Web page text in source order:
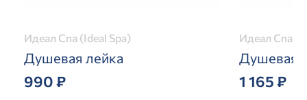
Идеал Спа (Ideal Spa)
Душевая лейка
990 ₽
Идеал Спа
Душевая
1 165 ₽